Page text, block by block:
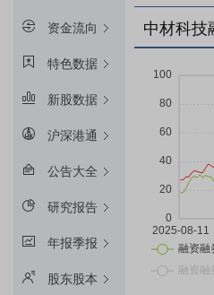
资金流向
特色数据
新股数据
沪深港通
公告大全
研究报告
年报季报
股东股本
中材科技